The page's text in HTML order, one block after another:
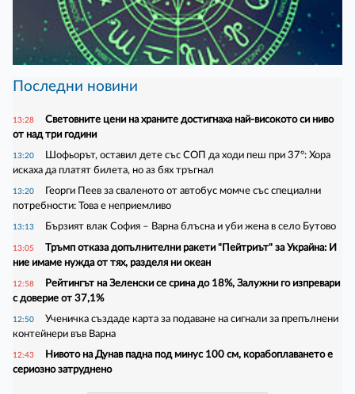
Последни новини
13:28
Световните цени на храните достигнаха най-високото си ниво
от над три години
13:20
Шофьорът, оставил дете със СОП да ходи пеш при 37°: Хора
искаха да платят билета, но аз бях тръгнал
13:20
Георги Пеев за сваленото от автобус момче със специални
потребности: Това е неприемливо
13:13 Бързият влак София – Варна блъсна и уби жена в село Бутово
13:05
Тръмп отказа допълнителни ракети "Пейтриът" за Украйна: И
ние имаме нужда от тях, разделя ни океан
12:58
Рейтингът на Зеленски се срина до 18%, Залужни го изпревари
с доверие от 37,1%
12:50
Ученичка създаде карта за подаване на сигнали за препълнени
контейнери във Варна
12:43
Нивото на Дунав падна под минус 100 см, корабоплаването е
сериозно затруднено